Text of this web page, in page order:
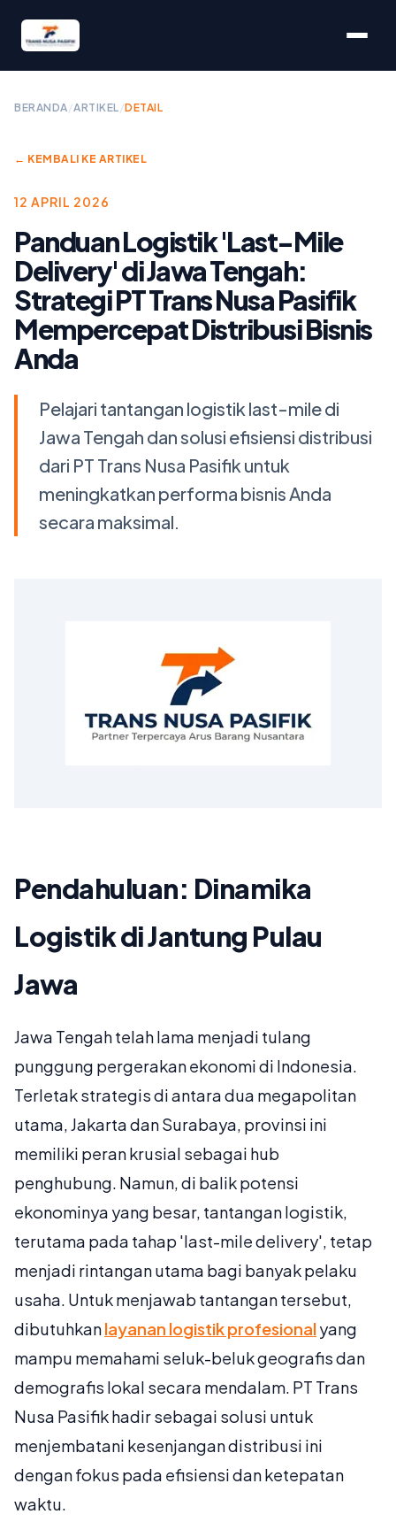
BERANDA/ARTIKEL/DETAIL
← KEMBALI KE ARTIKEL
12 APRIL 2026
Panduan Logistik 'Last-Mile
Delivery' di Jawa Tengah:
Strategi PT Trans Nusa Pasifik
Mempercepat Distribusi Bisnis
Anda
Pelajari tantangan logistik last-mile di
Jawa Tengah dan solusi efisiensi distribusi
dari PT Trans Nusa Pasifik untuk
meningkatkan performa bisnis Anda
secara maksimal.
Pendahuluan: Dinamika
Logistik di Jantung Pulau
Jawa
Jawa Tengah telah lama menjadi tulang
punggung pergerakan ekonomi di Indonesia.
Terletak strategis di antara dua megapolitan
utama, Jakarta dan Surabaya, provinsi ini
memiliki peran krusial sebagai hub
penghubung. Namun, di balik potensi
ekonominya yang besar, tantangan logistik,
terutama pada tahap 'last-mile delivery', tetap
menjadi rintangan utama bagi banyak pelaku
usaha. Untuk menjawab tantangan tersebut,
dibutuhkanlayanan logistik profesionalyang
mampu memahami seluk-beluk geografis dan
demografis lokal secara mendalam. PT Trans
Nusa Pasifik hadir sebagai solusi untuk
menjembatani kesenjangan distribusi ini
dengan fokus pada efisiensi dan ketepatan
waktu.